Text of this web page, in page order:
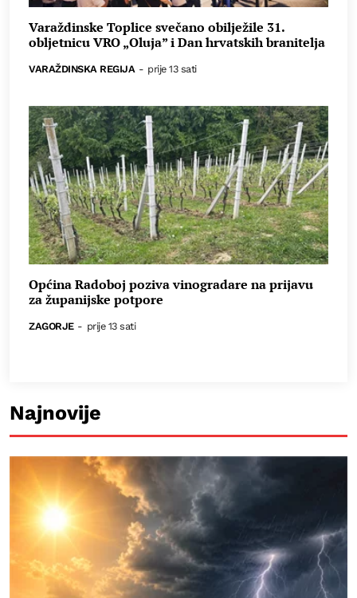
Varaždinske Toplice svečano obilježile 31.
obljetnicu VRO „Oluja” i Dan hrvatskih branitelja
VARAŽDINSKA REGIJA - prije 13 sati
Općina Radoboj poziva vinogradare na prijavu
za županijske potpore
ZAGORJE - prije 13 sati
Najnovije